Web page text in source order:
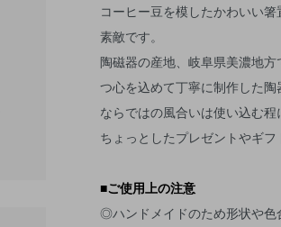
コーヒー豆を模したかわいい
素敵です。
陶磁器の産地、岐阜県美濃地
つ心を込めて丁寧に制作した
ならではの風合いは使い込む程
ちょっとしたプレゼントやギフ
■ご使用上の注意
◎ハンドメイドのため形状や色